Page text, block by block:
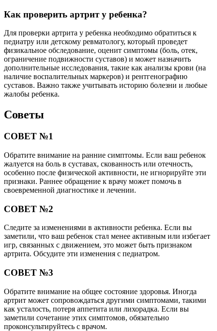
Как проверить артрит у ребенка?
Для проверки артрита у ребенка необходимо обратиться к
педиатру или детскому ревматологу, который проведет
физикальное обследование, оценит симптомы (боль, отек,
ограничение подвижности суставов) и может назначить
дополнительные исследования, такие как анализы крови (на
наличие воспалительных маркеров) и рентгенографию
суставов. Важно также учитывать историю болезни и любые
жалобы ребенка.
Советы
СОВЕТ №1
Обратите внимание на ранние симптомы. Если ваш ребенок
жалуется на боль в суставах, скованность или отечность,
особенно после физической активности, не игнорируйте эти
признаки. Раннее обращение к врачу может помочь в
своевременной диагностике и лечении.
СОВЕТ №2
Следите за изменениями в активности ребенка. Если вы
заметили, что ваш ребенок стал менее активным или избегает
игр, связанных с движением, это может быть признаком
артрита. Обсудите эти изменения с педиатром.
СОВЕТ №3
Обратите внимание на общее состояние здоровья. Иногда
артрит может сопровождаться другими симптомами, такими
как усталость, потеря аппетита или лихорадка. Если вы
заметили сочетание этих симптомов, обязательно
проконсультируйтесь с врачом.